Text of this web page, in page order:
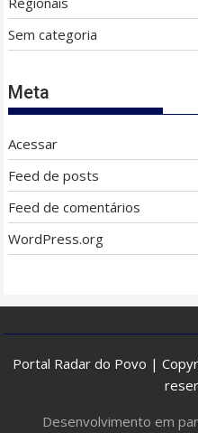
Sem categoria
Meta
Acessar
Feed de posts
Feed de comentários
WordPress.org
Portal Radar do Povo |
Desenvolvimento em